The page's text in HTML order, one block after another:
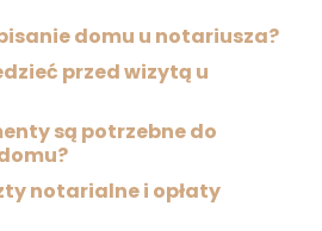
domu u notariusza?
przed wizytą u
są potrzebne do
notarialne i opłaty